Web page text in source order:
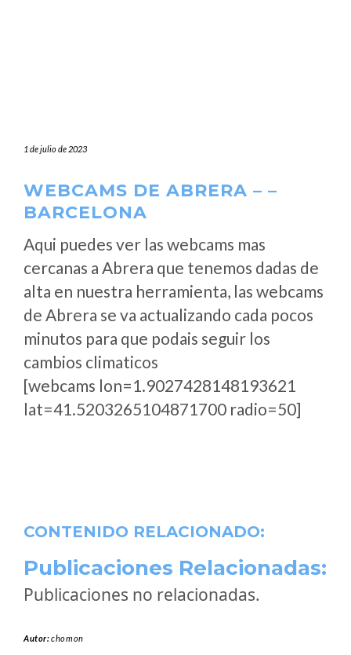
1 de julio de 2023
WEBCAMS DE ABRERA – –
BARCELONA
Aqui puedes ver las webcams mas
cercanas a Abrera que tenemos dadas de
alta en nuestra herramienta, las webcams
de Abrera se va actualizando cada pocos
minutos para que podais seguir los
cambios climaticos
[webcams lon=1.9027428148193621
lat=41.5203265104871700 radio=50]
CONTENIDO RELACIONADO:
Publicaciones Relacionadas:
Publicaciones no relacionadas.
Autor:chomon